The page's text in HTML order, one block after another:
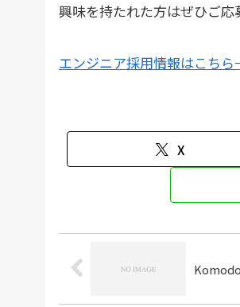
興味を持たれた方はぜひご応
エンジニア採用情報はこち
X
Komodo